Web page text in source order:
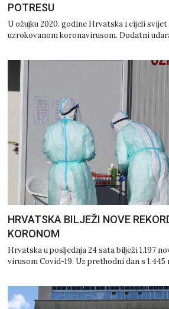
POTRESU
U ožujku 2020. godine Hrvatska i cijeli
uzrokovanom koronavirusom. Dodatni
HRVATSKA BILJEŽI NOVE
KORONOM
Hrvatska u posljednja 24 sata bilježi 1.197
virusom Covid-19. Uz prethodni dan s